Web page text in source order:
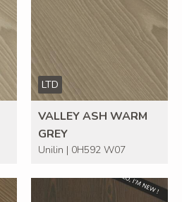
LTD
VALLEY ASH WARM
GREY
Unilin | 0H592 W07